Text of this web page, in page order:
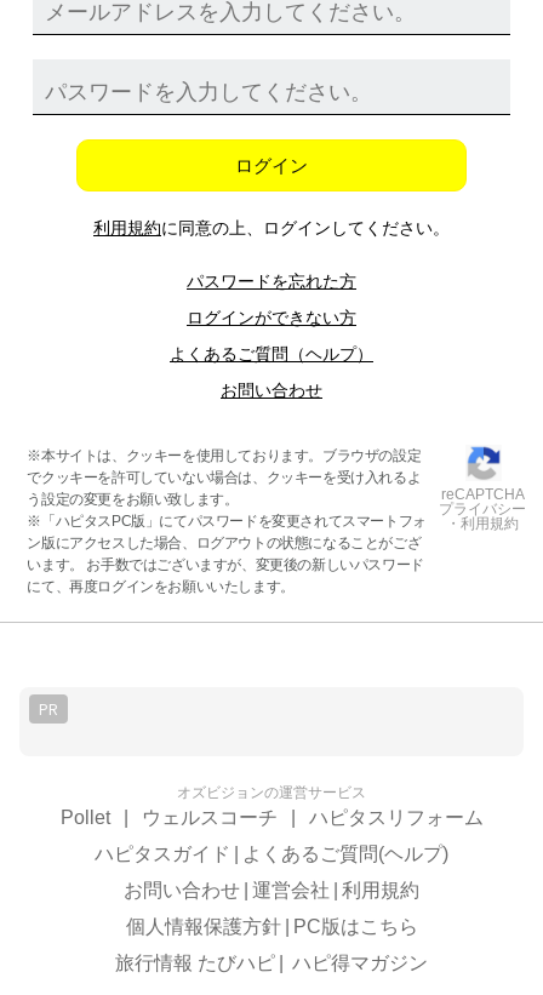
ログイン
利用規約に同意の上、ログインしてください。
パスワードを忘れた方
ログインができない方
よくあるご質問（ヘルプ）
お問い合わせ
※本サイトは、クッキーを使用しております。ブラウザの設定
でクッキーを許可していない場合は、クッキーを受け入れるよ
う設定の変更をお願い致します。
※「ハピタスPC版」にてパスワードを変更されてスマートフォ
ン版にアクセスした場合、ログアウトの状態になることがござ
います。 お手数ではございますが、変更後の新しいパスワード
にて、再度ログインをお願いいたします。
reCAPTCHA
プライバシー
・利用規約
PR
オズビジョンの運営サービス
Pollet ウェルスコーチ
ハピタスリフォーム
ハピタスガイド
よくあるご質問(ヘルプ)
お問い合わせ 運営会社
利用規約
個人情報保護方針
PC版はこちら
旅行情報 たびハピ
ハピ得マガジン